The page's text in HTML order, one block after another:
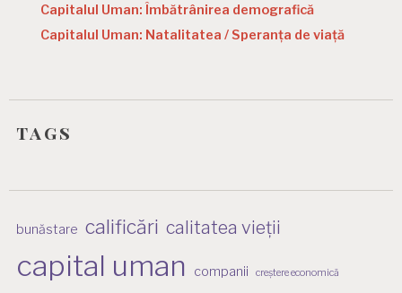
Capitalul Uman: Îmbătrânirea demografică
Capitalul Uman: Natalitatea / Speranța de viață
tags
bunăstare calificări calitatea vieții
capital uman companii creștere economică